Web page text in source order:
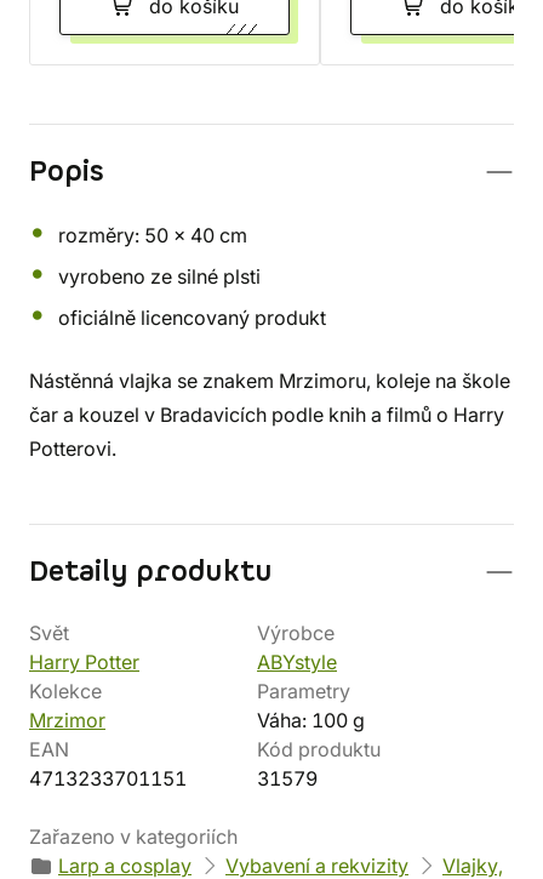
do košíku do košíku
Popis
rozměry: 50 x 40 cm
vyrobeno ze silné plsti
oficiálně licencovaný produkt
Nástěnná vlajka se znakem Mrzimoru, koleje na škole
čar a kouzel v Bradavicích podle knih a filmů o Harry
Potterovi.
Detaily produktu
Svět
Harry Potter
Výrobce
ABYstyle
Kolekce
Mrzimor
Parametry
Váha: 100 g
EAN
4713233701151
Kód produktu
31579
Zařazeno v kategoriích
Larp a cosplay
Vybavení a rekvizity
Vlajky,